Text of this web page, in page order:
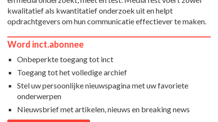
kwalitatief als kwantitatief onderzoek uit en helpt
opdrachtgevers om hun communicatie effectiever te maken.
Word inct.abonnee
Onbeperkte toegang tot inct
Toegang tot het volledige archief
Stel uw persoonlijke nieuwspagina met uw favoriete
onderwerpen
Nieuwsbrief met artikelen, nieuws en breaking news